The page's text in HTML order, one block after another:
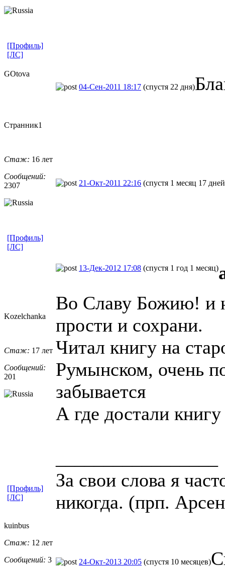
[Профиль]
[ЛС]
GOtova
04-Сен-2011 18:17 (спустя 22 дня)
Странник1
Стаж: 16 лет
Сообщений:
2307
21-Окт-2011 22:16 (спустя 1 месяц 17
[Профиль]
[ЛС]
Kozelchanka
Стаж: 17 лет
Сообщений:
201
13-Дек-2012 17:08 (спустя 1 год 1 месяц)
Во Славу Божию! и
прости и сохрани.
Читал книгу на
Румынском, очень
забывается
А где достали
За свои слова я
никогда. (прп.
[Профиль]
[ЛС]
kuinbus
Стаж: 12 лет
Сообщений: 3 24-Окт-2013 20:05 (спустя 10 месяцев)